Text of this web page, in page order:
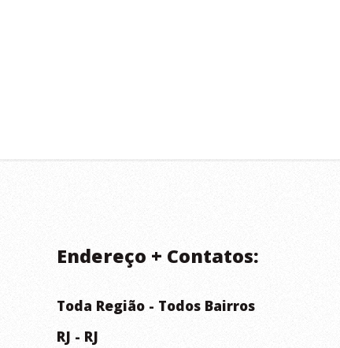
Endereço + Contatos:
Toda Região - Todos Bairros
RJ - RJ